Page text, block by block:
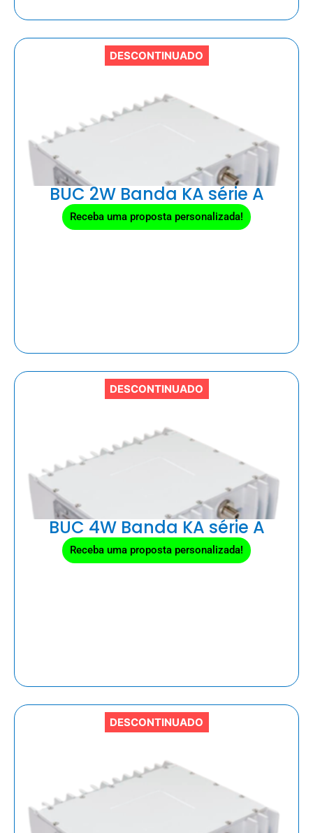
DESCONTINUADO
BUC 2W Banda KA série A
Receba uma proposta personalizada!
DESCONTINUADO
BUC 4W Banda KA série A
Receba uma proposta personalizada!
DESCONTINUADO